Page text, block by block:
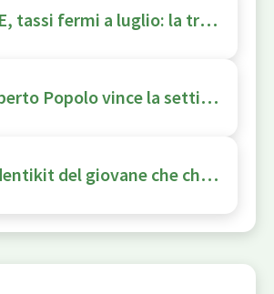
BCE, tassi fermi a luglio: la tregua che non è durata
Roberto Popolo vince la settima edizione di Net Economy’s Got Talent
L’identikit del giovane che chiede un mutuo nel 2026: uomo, dipendente, con un reddito tra 1.500 e 2.000 euro